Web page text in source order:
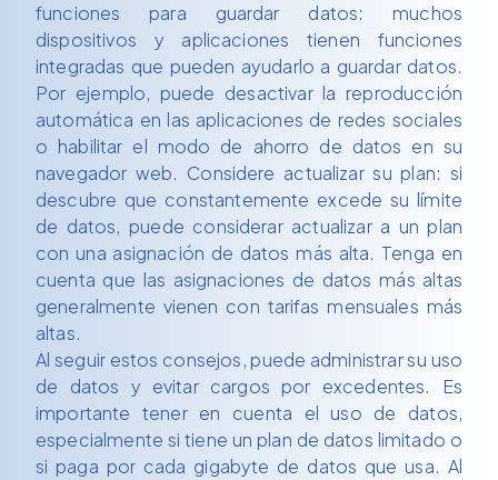
funciones para guardar datos: muchos
dispositivos y aplicaciones tienen funciones
integradas que pueden ayudarlo a guardar datos.
Por ejemplo, puede desactivar la reproducción
automática en las aplicaciones de redes sociales
o habilitar el modo de ahorro de datos en su
navegador web. Considere actualizar su plan: si
descubre que constantemente excede su límite
de datos, puede considerar actualizar a un plan
con una asignación de datos más alta. Tenga en
cuenta que las asignaciones de datos más altas
generalmente vienen con tarifas mensuales más
altas.
Al seguir estos consejos, puede administrar su uso
de datos y evitar cargos por excedentes. Es
importante tener en cuenta el uso de datos,
especialmente si tiene un plan de datos limitado o
si paga por cada gigabyte de datos que usa. Al